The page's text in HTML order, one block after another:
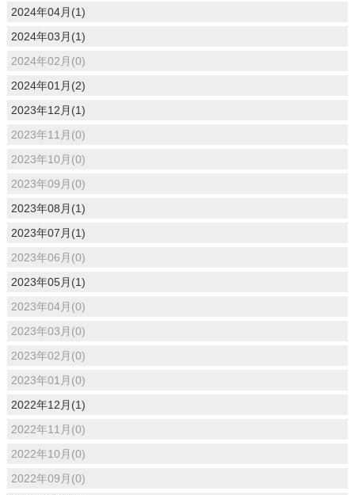
2024年04月(1)
2024年03月(1)
2024年02月(0)
2024年01月(2)
2023年12月(1)
2023年11月(0)
2023年10月(0)
2023年09月(0)
2023年08月(1)
2023年07月(1)
2023年06月(0)
2023年05月(1)
2023年04月(0)
2023年03月(0)
2023年02月(0)
2023年01月(0)
2022年12月(1)
2022年11月(0)
2022年10月(0)
2022年09月(0)